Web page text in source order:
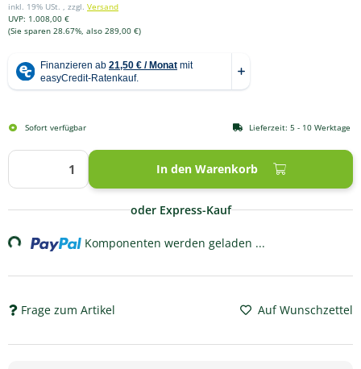
inkl. 19% USt. , zzgl. Versand
UVP: 1.008,00 €
(Sie sparen 28.67%, also 289,00 €)
In den Warenkorb
Sofort verfügbar Lieferzeit: 5 - 10 Werktage
oder Express-Kauf
Komponenten werden geladen ...
Frage zum Artikel Auf Wunschzettel